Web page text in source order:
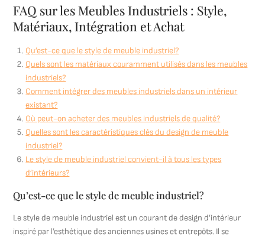
FAQ sur les Meubles Industriels : Style,
Matériaux, Intégration et Achat
Qu’est-ce que le style de meuble industriel?
Quels sont les matériaux couramment utilisés dans les meubles
industriels?
Comment intégrer des meubles industriels dans un intérieur
existant?
Où peut-on acheter des meubles industriels de qualité?
Quelles sont les caractéristiques clés du design de meuble
industriel?
Le style de meuble industriel convient-il à tous les types
d’intérieurs?
Qu’est-ce que le style de meuble industriel?
Le style de meuble industriel est un courant de design d’intérieur
inspiré par l’esthétique des anciennes usines et entrepôts. Il se